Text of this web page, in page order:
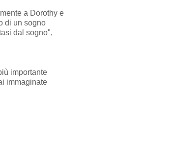
a Dorothy e
di un sogno
dal sogno",
importante
immaginate